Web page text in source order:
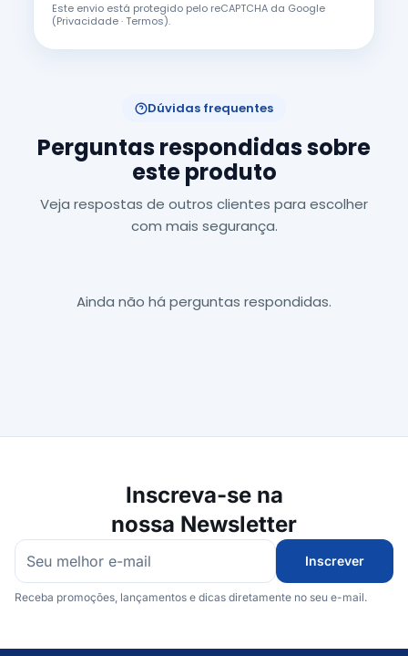
Este envio está protegido pelo reCAPTCHA da Google
(Privacidade·Termos).
Dúvidas frequentes
Perguntas respondidas sobre
este produto
Veja respostas de outros clientes para escolher
com mais segurança.
Ainda não há perguntas respondidas.
Inscreva-se na
nossa Newsletter
Inscrever
Receba promoções, lançamentos e dicas diretamente no seu e-mail.